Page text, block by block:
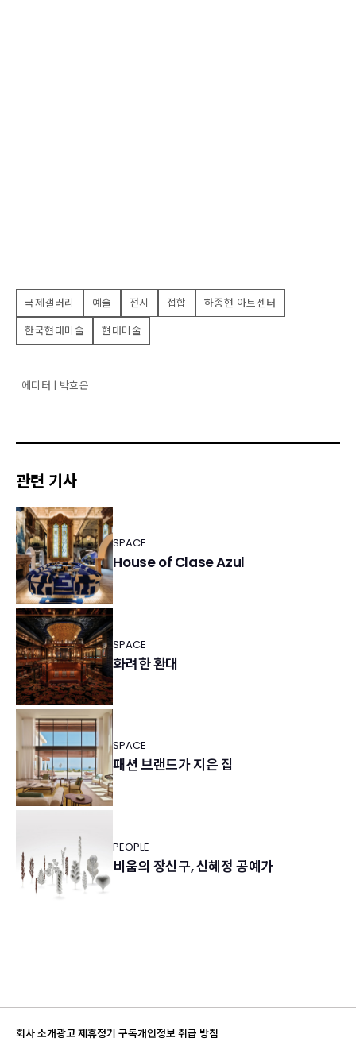
국제갤러리 예술 전시 접합
하종현 아트센터
한국현대미술
현대미술
에디터 | 박효은
관련 기사
SPACE
House of Clase Azul
SPACE
화려한 환대
SPACE
패션 브랜드가 지은 집
PEOPLE
비움의 장신구, 신혜정 공예가
회사 소개광고 제휴정기 구독개인정보 취급 방침